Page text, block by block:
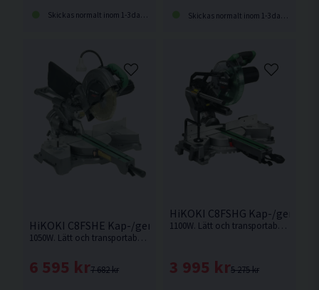
Skickas normalt inom 1-3 dagar Skickas normalt inom 1-3 dagar
HiKOKI C8FSHE Kap-/gersåg 216MM (1050W)
1050W. Lätt och transportabel kap-/gersåg med hög sågkapacitet och lasermarkör
7 682 kr
6 595 kr
HiKOKI C8FSHG Kap-/gersåg
1100W. Lätt och transportabel kap-/gersåg med hög sågkapacitet och lasermarkör.
5 275 kr
3 995 kr